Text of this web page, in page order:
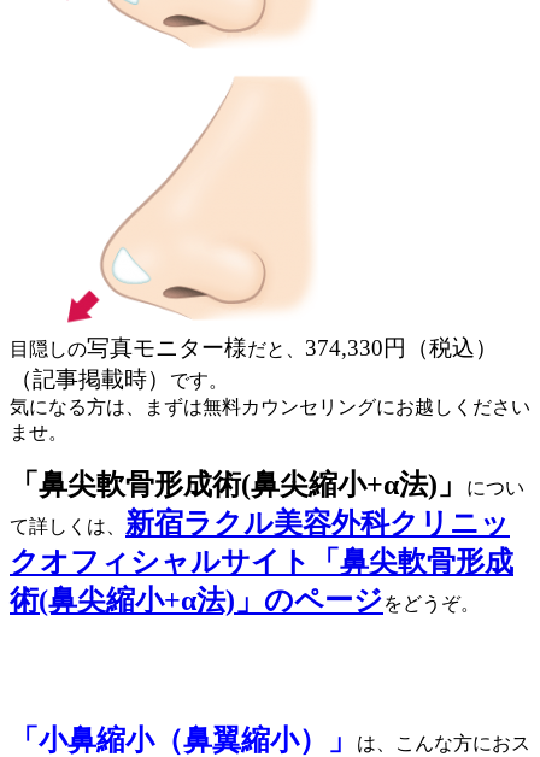
目隠しの写真モニター様だと、 374,330円（税込）
（記事掲載時）
です。
気になる方は、まずは無料カウンセリングにお越しください
ませ。
「鼻尖軟骨形成術(鼻尖縮小+α法)」
につい
て詳しくは、 新宿ラクル美容外科クリニッ
クオフィシャルサイト「鼻尖軟骨形成
術(鼻尖縮小+α法)」のページをどうぞ。
「小鼻縮小（鼻翼縮小）」
は、こんな方におス